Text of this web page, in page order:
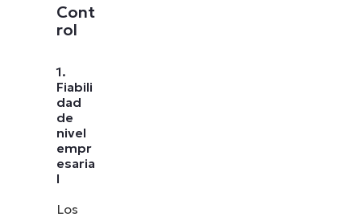
Cont
rol
1.
Fiabili
dad
de
nivel
empr
esaria
l
Los